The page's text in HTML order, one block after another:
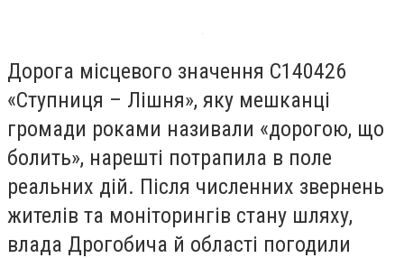
Дорога місцевого значення С140426
«Ступниця – Лішня», яку мешканці
громади роками називали «дорогою, що
болить», нарешті потрапила в поле
реальних дій. Після численних звернень
жителів та моніторингів стану шляху,
влада Дрогобича й області погодили